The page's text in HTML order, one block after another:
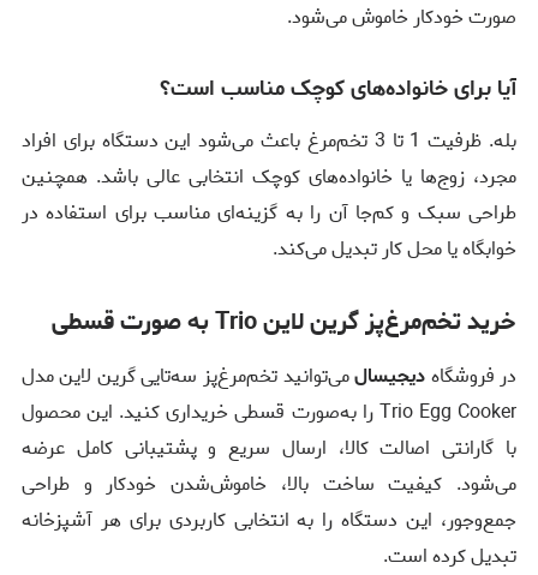
صورت خودکار خاموش می‌شود.
آیا برای خانواده‌های کوچک مناسب است؟
بله. ظرفیت 1 تا 3 تخم‌مرغ باعث می‌شود این دستگاه برای افراد
مجرد، زوج‌ها یا خانواده‌های کوچک انتخابی عالی باشد. همچنین
طراحی سبک و کم‌جا آن را به گزینه‌ای مناسب برای استفاده در
خوابگاه یا محل کار تبدیل می‌کند.
خرید تخم‌مرغ‌پز گرین لاین Trio به صورت قسطی
در فروشگاهدیجیسالمی‌توانید تخم‌مرغ‌پز سه‌تایی گرین لاین مدل
Trio Egg Cooker را به‌صورت قسطی خریداری کنید. این محصول
با گارانتی اصالت کالا، ارسال سریع و پشتیبانی کامل عرضه
می‌شود. کیفیت ساخت بالا، خاموش‌شدن خودکار و طراحی
جمع‌وجور، این دستگاه را به انتخابی کاربردی برای هر آشپزخانه
تبدیل کرده است.